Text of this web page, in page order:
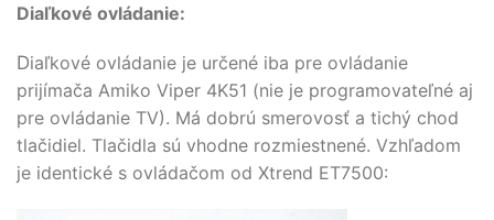
Diaľkové ovládanie:
Diaľkové ovládanie je určené iba pre ovládanie
prijímača Amiko Viper 4K51 (nie je programovateľné aj
pre ovládanie TV). Má dobrú smerovosť a tichý chod
tlačidiel. Tlačidla sú vhodne rozmiestnené. Vzhľadom
je identické s ovládačom od Xtrend ET7500: